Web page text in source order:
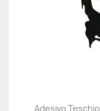
Adesivo